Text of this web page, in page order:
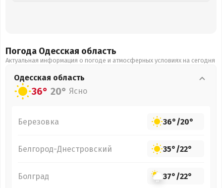
Погода Одесская область
Актуальная информация о погоде и атмосферных условиях на сегодня
Одесская область
36° 20° Ясно
Березовка 36°/20°
Белгород-Днестровский 35°/22°
Болград 37°/22°